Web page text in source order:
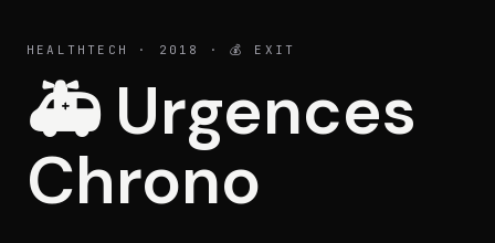
Portefeuille
Activités
HEALTHTECH · 2018 · 💰 EXIT
🚑 Urgences
Chrono